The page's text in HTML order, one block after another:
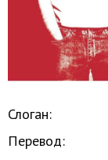
Слоган:
Перевод: